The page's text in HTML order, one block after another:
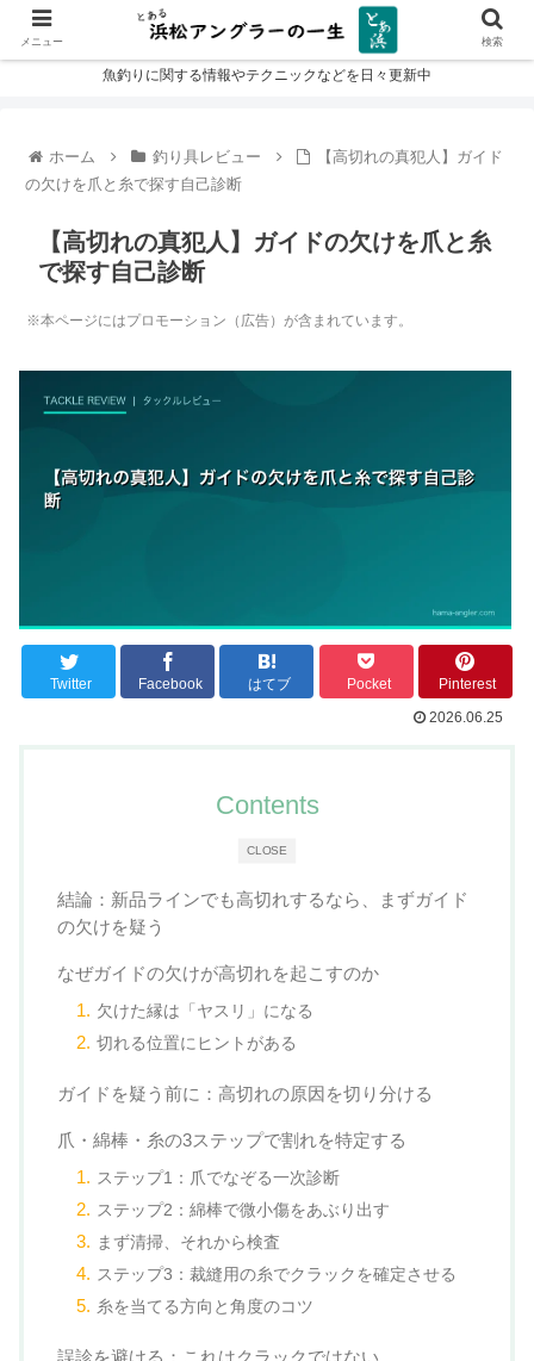
魚釣りに関する情報やテクニックなどを日々更新中
ホーム 釣り具レビュー
【高切れの真犯人】ガイド
の欠けを爪と糸で探す自己診断
【高切れの真犯人】ガイドの欠けを爪と糸
で探す自己診断
※本ページにはプロモーション（広告）が含まれています。
Twitter Facebook はてブ Pocket
Pinterest
2026.06.25
CLOSE
Contents
結論：新品ラインでも高切れするなら、まずガイド
の欠けを疑う
なぜガイドの欠けが高切れを起こすのか
欠けた縁は「ヤスリ」になる
切れる位置にヒントがある
ガイドを疑う前に：高切れの原因を切り分ける
爪・綿棒・糸の3ステップで割れを特定する
ステップ1：爪でなぞる一次診断
ステップ2：綿棒で微小傷をあぶり出す
まず清掃、それから検査
ステップ3：裁縫用の糸でクラックを確定させる
糸を当てる方向と角度のコツ
誤診を避ける：これはクラックではない
メニュー 検索